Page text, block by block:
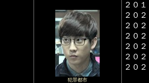
犯罪都市
２０１
２０２
２０２
２０２
２０２
２０２
２０２